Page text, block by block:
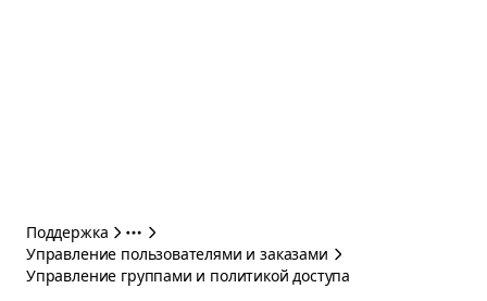
Поддержка
Управление пользователями и заказами
Управление группами и политикой доступа